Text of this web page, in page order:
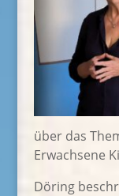
über das
Erwachsene
Döring